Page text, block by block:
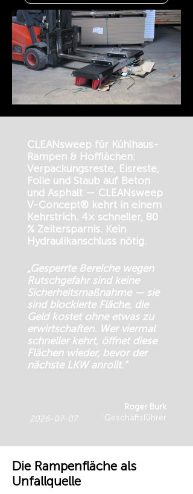
CLEANsweep für Kühlhaus-
Rampen & Hofflächen:
Verpackungsreste, Eisreste,
Folie und Staub auf Beton
und Asphalt — CLEANsweep
V-Concept® kehrt in einem
Kehrstrich. 4× schneller, 80
% Zeitersparnis. Kein
Hydraulikanschluss nötig.
„Gesperrte Bereiche wegen
Rutschgefahr sind keine
Sicherheitsmaßnahme — sie
sind blockierte Fläche, die
Geld kostet ohne etwas zu
erwirtschaften. Wer viermal
schneller kehrt, öffnet diese
Flächen wieder, bevor der
nächste LKW anrollt.“
2026-07-07
Roger Burk
Geschäftsführer
Die Rampenfläche als
Unfallquelle